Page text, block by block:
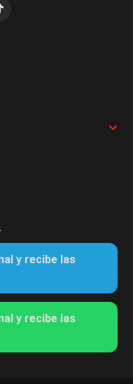
y recibe las
y recibe las